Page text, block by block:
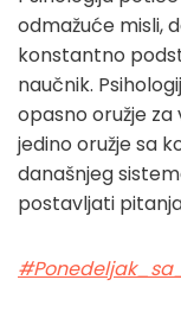
odmažuće misli,
konstantno
naučnik.
opasno oružje za
jedino oružje sa
današnjeg
postavljati